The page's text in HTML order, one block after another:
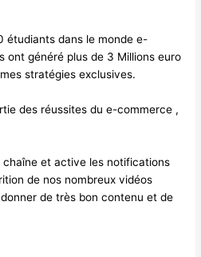
étudiants dans le monde e-
ont généré plus de 3 Millions euro
stratégies exclusives.
des réussites du e-commerce ,
et active les notifications
de nos nombreux vidéos
de très bon contenu et de